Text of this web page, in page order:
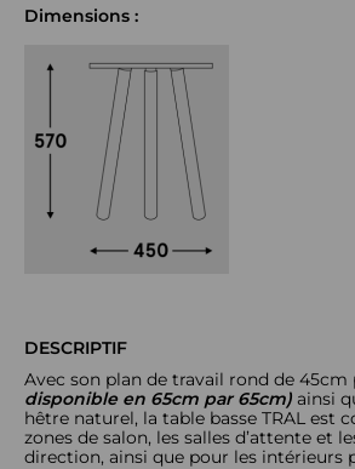
Dimensions :
DESCRIPTIF
Avec son plan de travail rond de 45cm
disponible en 65cm par 65cm) ainsi
hêtre naturel, la table basse TRAL est
zones de salon, les salles d’attente et
direction, ainsi que pour les intérieurs